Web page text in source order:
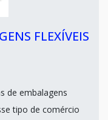
FLEXÍVEIS
de embalagens
tipo de comércio